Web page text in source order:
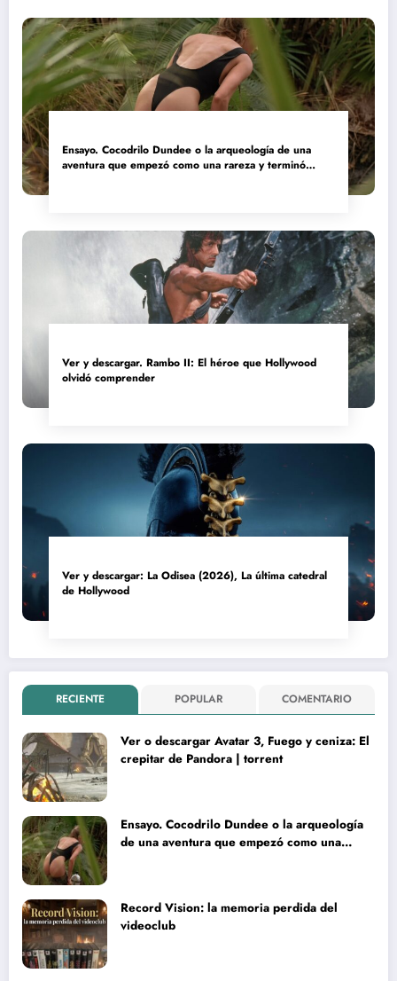
Ensayo. Cocodrilo Dundee o la arqueología de una
aventura que empezó como una rareza y terminó
Ver y descargar. Rambo II: El héroe que Hollywood
olvidó comprender
Ver y descargar: La Odisea (2026), La última catedral
de Hollywood
RECIENTE POPULAR COMENTARIO
Ver o descargar Avatar 3, Fuego y ceniza: El
crepitar de Pandora | torrent
Ensayo. Cocodrilo Dundee o la arqueología
de una aventura que empezó como una
Record Vision: la memoria perdida del
videoclub